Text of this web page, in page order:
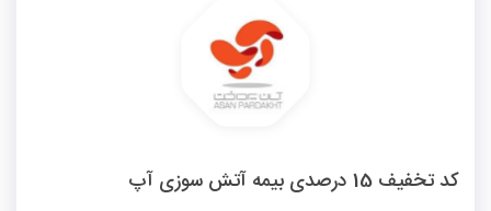
کد تخفیف 15 درصدی بیمه آتش سوزی آپ